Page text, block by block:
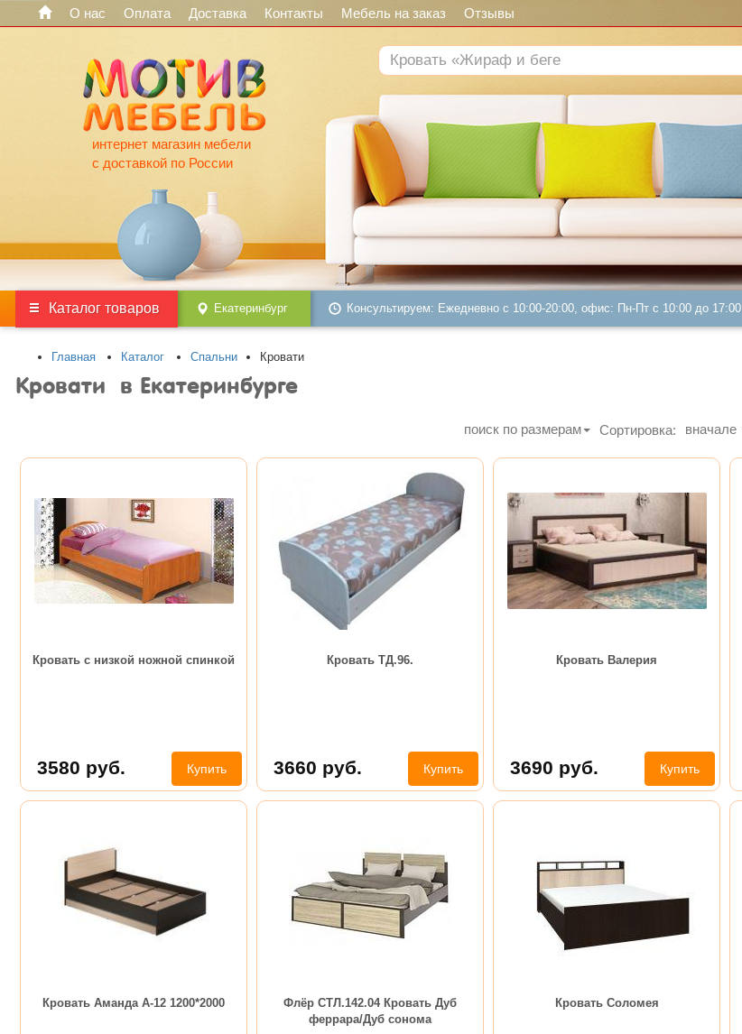
О нас Оплата Доставка Контакты Мебель на заказ Отзывы
интернет магазин мебели
с доставкой по России
Каталог товаров Екатеринбург Консультируем: Ежедневно с 10:00-20:00, офис: Пн-Пт с 10:00 до 17:00
Главная Каталог Спальни Кровати
Кровати в Екатеринбурге
поиск по размерам Сортировка: вначале
Кровать с низкой ножной спинкой
3580 руб. Купить
Кровать ТД.96.
3660 руб. Купить
Кровать Валерия
3690 руб. Купить
Кровать Аманда А-12 1200*2000
Флёр СТЛ.142.04 Кровать Дуб
феррара/Дуб сонома
Кровать Соломея